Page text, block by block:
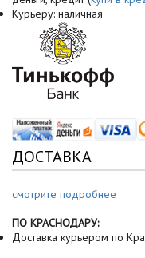
Курьеру: наличная
ДОСТАВКА
смотрите подробнее
ПО КРАСНОДАРУ:
Доставка курьером по